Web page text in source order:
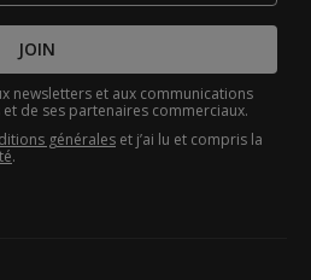
JOIN
newsletters et aux communications
de ses partenaires commerciaux.
générales et j’ai lu et compris la
.